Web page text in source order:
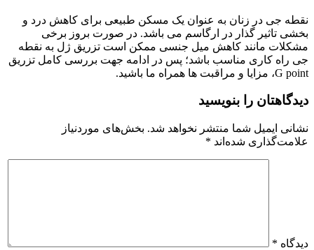
نقطه جی در زنان به عنوان یک مسکن طبیعی برای کاهش درد و
بخشی تاثیر گذار در ارگاسم می باشد. در صورت بروز برخی
مشکلات مانند کاهش میل جنسی ممکن است تزریق ژل به نقطه
جی راه کاری مناسب باشد؛ پس در ادامه جهت بررسی کامل تزریق
G point، مزایا و مراقبت ها همراه ما باشید.
دیدگاهتان را بنویسید
نشانی ایمیل شما منتشر نخواهد شد. بخش‌های موردنیاز
علامت‌گذاری شده‌اند *
دیدگاه *